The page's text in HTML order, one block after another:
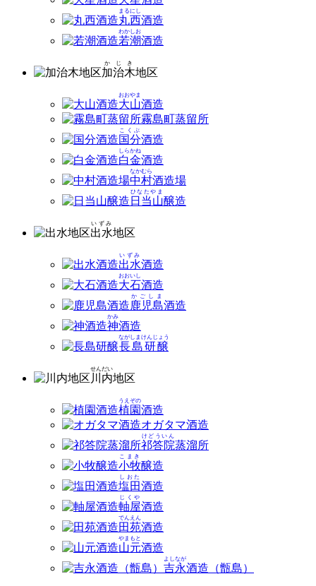
丸西
まるにし
酒造
若潮
わかしお
酒造
加治木
かじき
地区
大山
おおやま
酒造
霧島町蒸留所
国分
こくぶ
酒造
白金
しらかね
酒造
中村
なかむら
酒造場
日当山
ひなたやま
醸造
出水
いずみ
地区
出水
いずみ
酒造
大石
おおいし
酒造
鹿児島
かごしま
酒造
神
かみ
酒造
長島研醸
ながしまけんじょう
川内
せんだい
地区
植園
うえぞの
酒造
オガタマ酒造
祁答院
けどういん
蒸溜所
小牧
こまき
醸造
塩田
しおた
酒造
軸屋
じくや
酒造
田苑
でんえん
酒造
山元
やまもと
酒造
吉永
よしなが
酒造（甑島）